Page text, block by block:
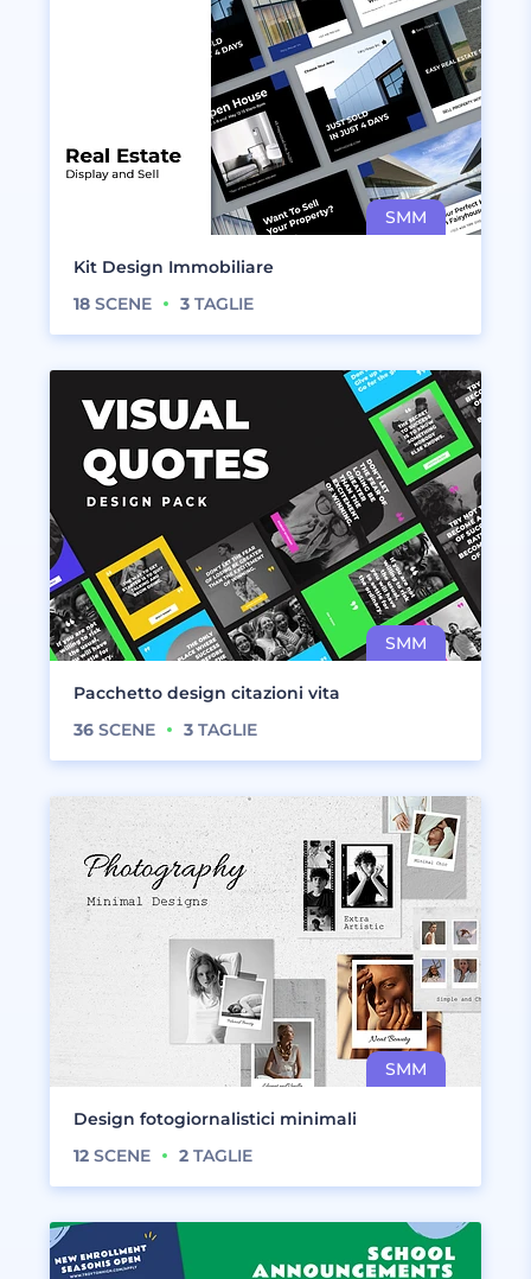
Kit Design Immobiliare
18 SCENE 3 TAGLIE
Pacchetto design citazioni vita
36 SCENE 3 TAGLIE
Design fotogiornalistici minimali
12 SCENE 2 TAGLIE